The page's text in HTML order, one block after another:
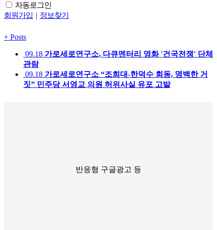
자동로그인
회원가입 | 정보찾기
+ Posts
09.18 가로세로연구소, 다큐멘터리 영화 '건국전쟁' 단체
관람
09.18 가로세로연구소 “조희대-한덕수 회동, 명백한 거
짓” 민주당 서영교 의원 허위사실 유포 고발
반응형 구글광고 등